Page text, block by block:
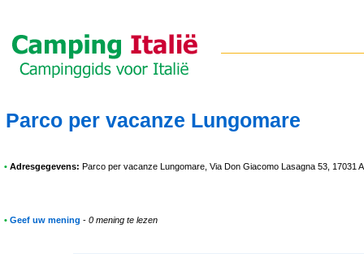
Parco per vacanze Lungomare
• Adresgegevens: Parco per vacanze Lungomare , Via Don Giacomo Lasagna 53, 17031
• Geef uw mening - 0 mening te lezen